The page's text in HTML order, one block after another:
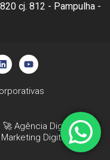
cj. 812 - Pampulha -
L
i
n
e
n
Y
o
u
u
🚀 Agência Digital HGX
Marketing Digital